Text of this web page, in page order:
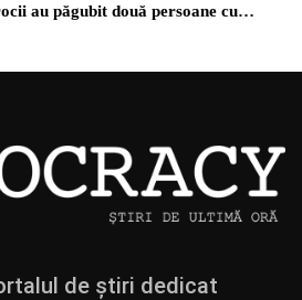
au păgubit două persoane cu…
de știri dedicat